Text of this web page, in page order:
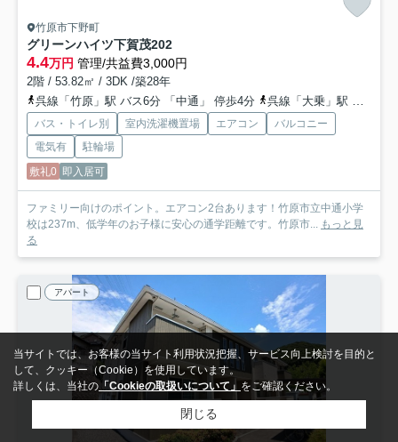
竹原市下野町
グリーンハイツ下賀茂202
4.4万円 管理/共益費3,000円
2階 / 53.82㎡ / 3DK /築28年
呉線「竹原」駅 バス6分 「中通」 停歩4分
呉線「大乗」駅 徒歩86分
バス・トイレ別 室内洗濯機置場 エアコン
バルコニー
電気有
駐輪場
敷礼0 即入居可
ファミリー向けのポイント。エアコン2台あります！竹原市立中通小学
校は237m、低学年のお子様に安心の通学距離です。竹原市... もっと見
る
アパート
当サイトでは、お客様の当サイト利用状況把握、サービス向上検討を目的と
して、クッキー（Cookie）を使用しています。
詳しくは、当社の 「Cookieの取扱いについて」 をご確認ください。
閉じる